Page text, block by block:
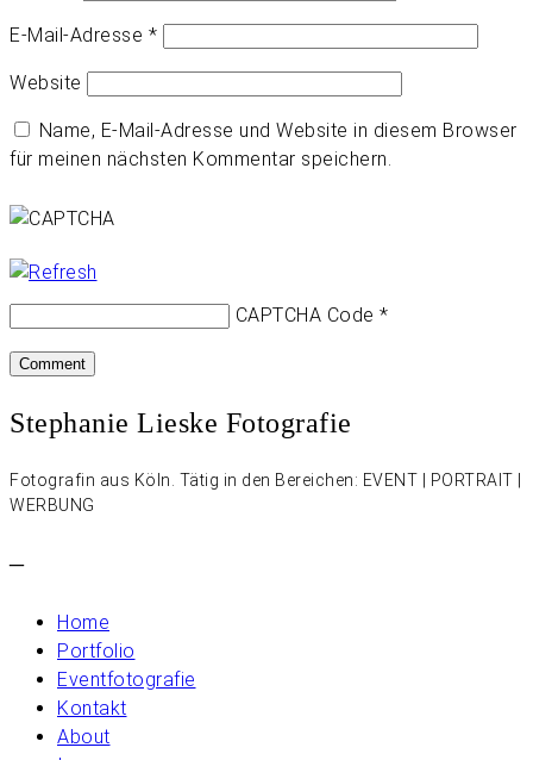
E-Mail-Adresse *
Website
Name, E-Mail-Adresse und Website in diesem Browser
für meinen nächsten Kommentar speichern.
CAPTCHA Code *
Stephanie Lieske Fotografie
Fotografin aus Köln. Tätig in den Bereichen: EVENT | PORTRAIT |
WERBUNG
–
Home
Portfolio
Eventfotografie
Kontakt
About